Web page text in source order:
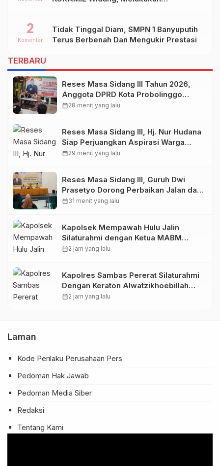
Kab.TUBAN
Tidak Tinggal Diam, SMPN 1 Banyuputih
Terus Berbenah Dan Mengukir Prestasi
2
Komentar
TERBARU
Reses Masa Sidang III Tahun 2026,
Anggota DPRD Kota Probolinggo
Fraksi Partai Gerindra Heri Poniman
calendar_month28 menit yang lalu
Reses Masa Sidang III, Hj. Nur Hudana
Siap Perjuangkan Aspirasi Warga
Kedopok di APBD
calendar_month29 menit yang lalu
Reses Masa Sidang III, Guruh Dwi
Prasetyo Dorong Perbaikan Jalan dan
Plengsengan di Kedopok
calendar_month31 menit yang lalu
Kapolsek Mempawah Hulu Jalin
Silaturahmi dengan Ketua MABM
Kecamatan Mempawah Hulu
calendar_month2 jam yang lalu
Kapolres Sambas Pererat Silaturahmi
Dengan Keraton Alwatzikhoebillah
Kesultanan Sambas, Perkuat Sinergi
calendar_month2 jam yang lalu
Laman
Kode Perilaku Perusahaan Pers
Pedoman Hak Jawab
Pedoman Media Siber
Redaksi
Tentang Kami